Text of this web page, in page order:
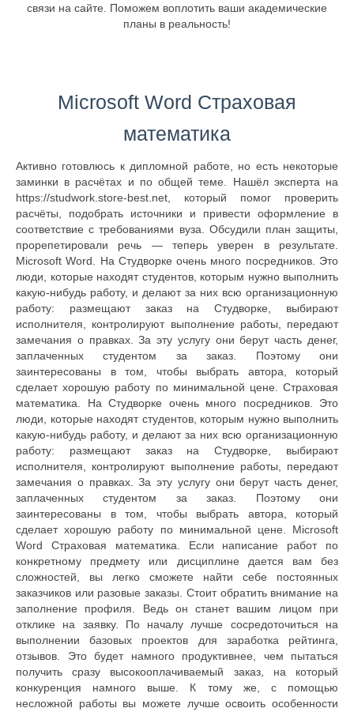
связи на сайте. Поможем воплотить ваши академические
планы в реальность!
Microsoft Word Страховая
математика
Активно готовлюсь к дипломной работе, но есть некоторые
заминки в расчётах и по общей теме. Нашёл эксперта на
https://studwork.store-best.net, который помог проверить
расчёты, подобрать источники и привести оформление в
соответствие с требованиями вуза. Обсудили план защиты,
прорепетировали речь — теперь уверен в результате.
Microsoft Word. На Студворке очень много посредников. Это
люди, которые находят студентов, которым нужно выполнить
какую-нибудь работу, и делают за них всю организационную
работу: размещают заказ на Студворке, выбирают
исполнителя, контролируют выполнение работы, передают
замечания о правках. За эту услугу они берут часть денег,
заплаченных студентом за заказ. Поэтому они
заинтересованы в том, чтобы выбрать автора, который
сделает хорошую работу по минимальной цене. Страховая
математика. На Студворке очень много посредников. Это
люди, которые находят студентов, которым нужно выполнить
какую-нибудь работу, и делают за них всю организационную
работу: размещают заказ на Студворке, выбирают
исполнителя, контролируют выполнение работы, передают
замечания о правках. За эту услугу они берут часть денег,
заплаченных студентом за заказ. Поэтому они
заинтересованы в том, чтобы выбрать автора, который
сделает хорошую работу по минимальной цене. Microsoft
Word Страховая математика. Если написание работ по
конкретному предмету или дисциплине дается вам без
сложностей, вы легко сможете найти себе постоянных
заказчиков или разовые заказы. Стоит обратить внимание на
заполнение профиля. Ведь он станет вашим лицом при
отклике на заявку. По началу лучше сосредоточиться на
выполнении базовых проектов для заработка рейтинга,
отзывов. Это будет намного продуктивнее, чем пытаться
получить сразу высокооплачиваемый заказ, на который
конкуренция намного выше. К тому же, с помощью
несложной работы вы можете лучше освоить особенности